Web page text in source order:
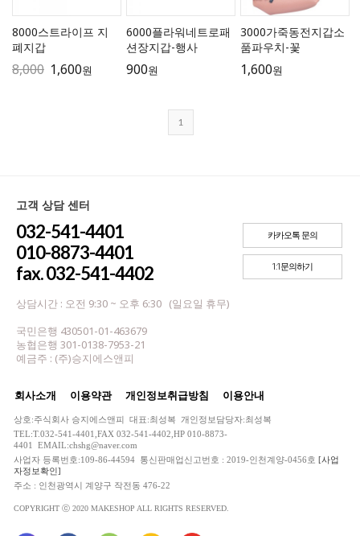
8000스트라이프 지
폐지갑
8,000 1,600원
6000플라워네트로패
션장지갑-행사
900원
3000가죽동전지갑소
품파우치-꽃
1,600원
1
고객 상담 센터
032-541-4401
010-8873-4401
fax. 032-541-4402
상담시간 : 오전 9:30 ~ 오후 6:30 (일요일 휴무)
국민은행 430501-01-463679
농협은행 301-0138-7953-21
예금주 : (주)승지에스앤피
카카오톡 문의
1:1문의하기
회사소개 이용약관 개인정보취급방침 이용안내
상호:주식회사 승지에스앤피 대표:최성복 개인정보담당자:최성복
TEL:T.032-541-4401,FAX 032-541-4402,HP 010-8873-
4401 EMAIL:chshg@naver.com
사업자 등록번호:109-86-44594 통신판매업신고번호 : 2019-인천계양-0456호 [사업
자정보확인]
주소 : 인천광역시 계양구 작전동 476-22
COPYRIGHT ⓒ 2020 MAKESHOP ALL RIGHTS RESERVED.